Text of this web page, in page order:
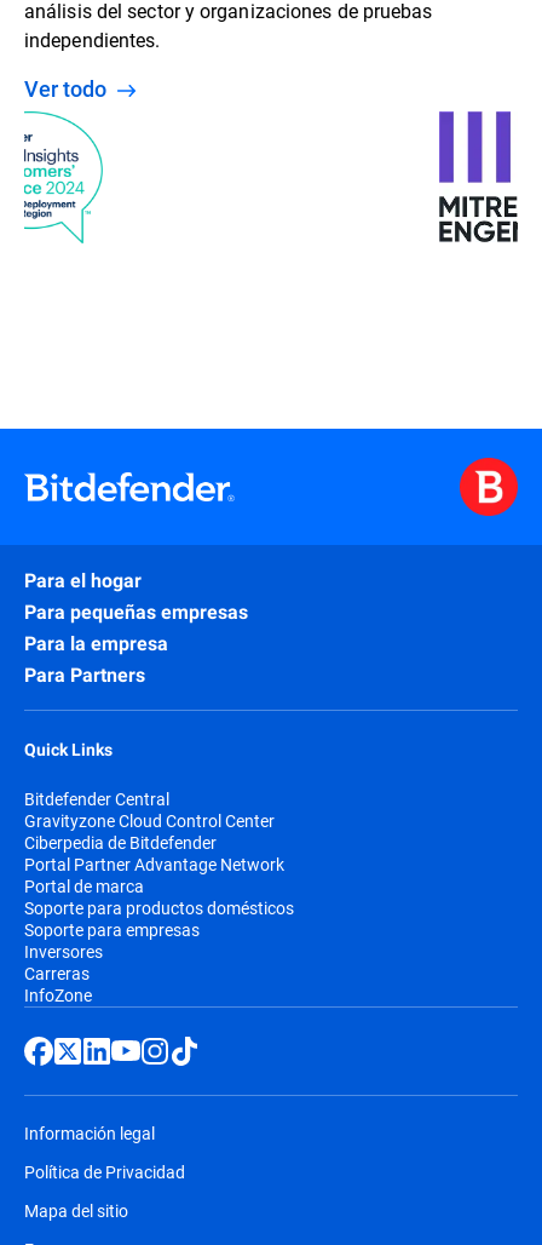
análisis del sector y organizaciones de pruebas
independientes.
Ver todo
Para el hogar
Para pequeñas empresas
Para la empresa
Para Partners
Quick Links
Bitdefender Central
Gravityzone Cloud Control Center
Ciberpedia de Bitdefender
Portal Partner Advantage Network
Portal de marca
Soporte para productos domésticos
Soporte para empresas
Inversores
Carreras
InfoZone
Información legal
Política de Privacidad
Mapa del sitio